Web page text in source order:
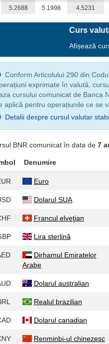
5.2688
5.1998 4.5231
Curs
Afișează
Conform Articolului 290 din
exprimate în valută,
cursului comunicat de Banca
aplică pentru operațiunile ce se
Detalii despre cursul valutar
BNR comunicat în data de 7
Denumire
Euro
Dolarul SUA
Francul elveţian
Lira sterlină
Dirhamul Emiratelor
Arabe
Dolarul australian
Realul brazilian
Dolarul canadian
Renminbi-ul chinezesc